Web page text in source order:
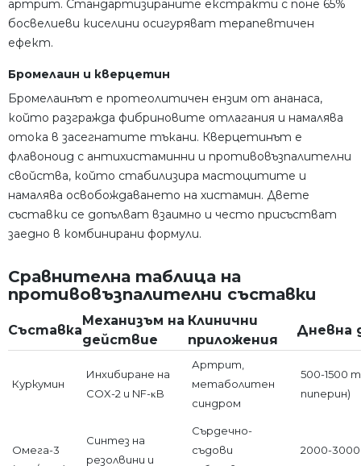
артрит. Стандартизираните екстракти с поне 65%
босвелиеви киселини осигуряват терапевтичен
ефект.
Бромелаин и кверцетин
Бромелаинът е протеолитичен ензим от ананаса,
който разгражда фибриновите отлагания и намалява
отока в засегнатите тъкани. Кверцетинът е
флавоноид с антихистаминни и противовъзпалителни
свойства, който стабилизира мастоцитите и
намалява освобождаването на хистамин. Двете
съставки се допълват взаимно и често присъстват
заедно в комбинирани формули.
Сравнителна таблица на
противовъзпалителни съставки
Съставка
Механизъм на
действие
Клинични
приложения
Дневна
Куркумин
Инхибиране на
COX-2 и NF-κB
Артрит,
метаболитен
синдром
500-1500
пиперин)
Омега-3
Синтез на
резолвини и
Сърдечно-
съдови
2000-